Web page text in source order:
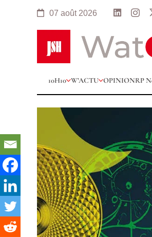
07 août 2026
10H10 W’ACTU OPINIONRP